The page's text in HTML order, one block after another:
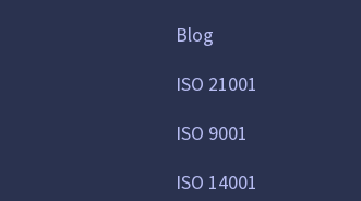
Blog
ISO 21001
ISO 9001
ISO 14001